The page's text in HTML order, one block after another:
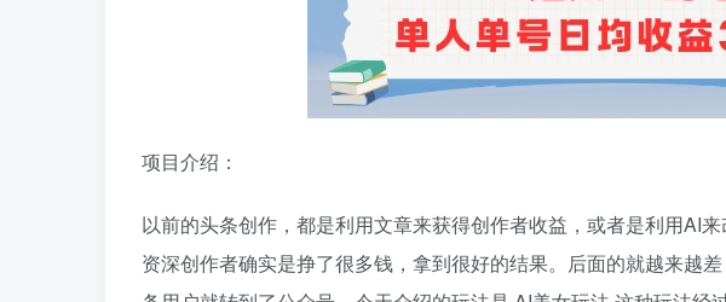
项目介绍：
以前的头条创作，都是利用文章来获得创作者收益，或者是利用AI
资深创作者确实是挣了很多钱，拿到很好的结果。后面的就越来越